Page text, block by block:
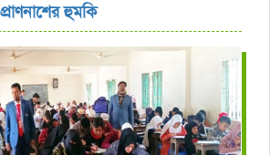
হুমকি